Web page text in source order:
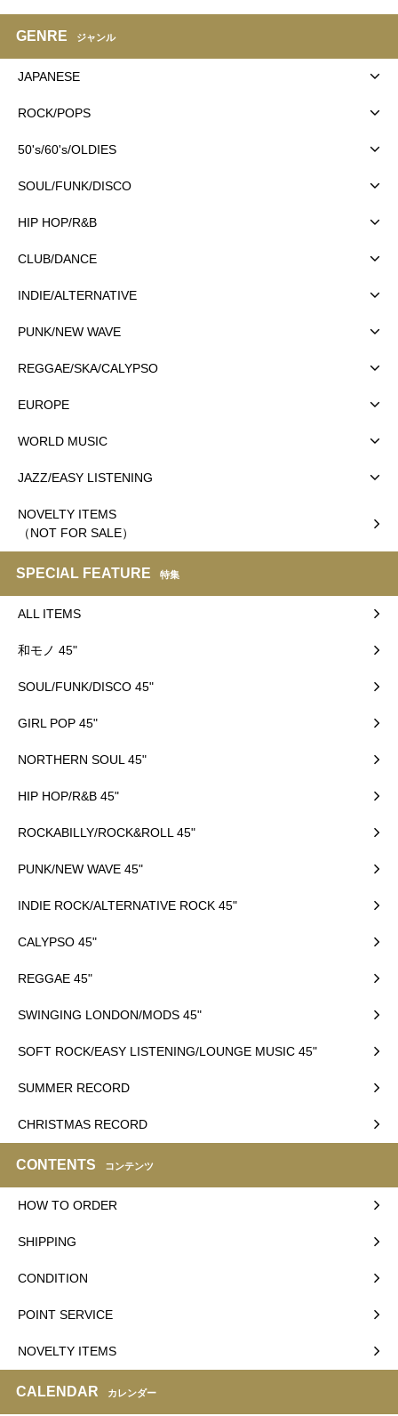
GENRE ジャンル
JAPANESE
ROCK/POPS
50's/60's/OLDIES
SOUL/FUNK/DISCO
HIP HOP/R&B
CLUB/DANCE
INDIE/ALTERNATIVE
PUNK/NEW WAVE
REGGAE/SKA/CALYPSO
EUROPE
WORLD MUSIC
JAZZ/EASY LISTENING
NOVELTY ITEMS
（NOT FOR SALE）
SPECIAL FEATURE 特集
ALL ITEMS
和モノ 45"
SOUL/FUNK/DISCO 45"
GIRL POP 45"
NORTHERN SOUL 45"
HIP HOP/R&B 45"
ROCKABILLY/ROCK&ROLL 45"
PUNK/NEW WAVE 45"
INDIE ROCK/ALTERNATIVE ROCK 45"
CALYPSO 45"
REGGAE 45"
SWINGING LONDON/MODS 45"
SOFT ROCK/EASY LISTENING/LOUNGE MUSIC 45"
SUMMER RECORD
CHRISTMAS RECORD
CONTENTS コンテンツ
HOW TO ORDER
SHIPPING
CONDITION
POINT SERVICE
NOVELTY ITEMS
CALENDAR カレンダー